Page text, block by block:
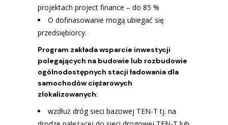
projektach project finance – do 85 %
O dofinasowanie mogą ubiegać się
przedsiębiorcy.
Program zakłada wsparcie inwestycji
polegających na budowie lub rozbudowie
ogólnodostępnych stacji ładowania dla
samochodów ciężarowych
zlokalizowanych:
wzdłuż dróg sieci bazowej TEN-T tj. na